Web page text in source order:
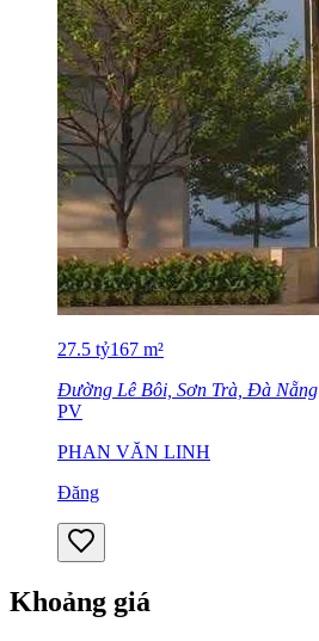
27.5 tỷ167 m²
Đường Lê Bôi, Sơn Trà, Đà Nẵng
PV
PHAN VĂN LINH
Đăng
Khoảng giá